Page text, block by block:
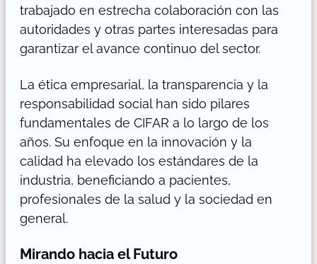
trabajado en estrecha colaboración con las
autoridades y otras partes interesadas para
garantizar el avance continuo del sector.
La ética empresarial, la transparencia y la
responsabilidad social han sido pilares
fundamentales de CIFAR a lo largo de los
años. Su enfoque en la innovación y la
calidad ha elevado los estándares de la
industria, beneficiando a pacientes,
profesionales de la salud y la sociedad en
general.
Mirando hacia el Futuro